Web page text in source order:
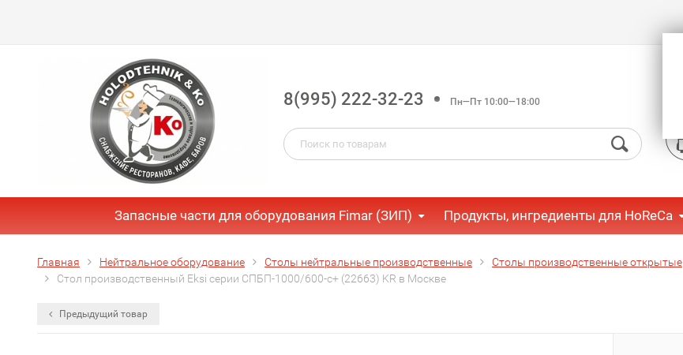
8(995) 222-32-23 Пн—Пт 10:00—18:00
Запасные части для оборудования Fimar (ЗИП) Продукты, ингредиенты для HoReCa
Главная Нейтральное оборудование Столы нейтральные производственные
Столы производственные открытые
Стол производственный Eksi серии СПБП-1000/600-с+ (22663) KR в Москве
Предыдущий товар